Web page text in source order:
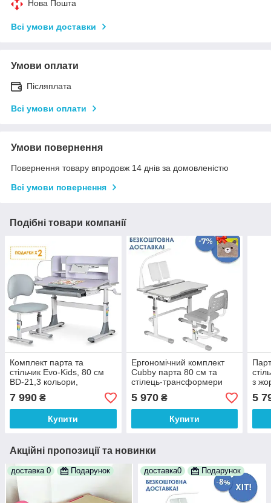
Нова Пошта
Всі умови доставки
Умови оплати
Післяплата
Всі умови оплати
Умови повернення
Повернення товару впродовж 14 днів за домовленістю
Всі умови повернення
Подібні товари компанії
Комплект парта та
стільчик Evo-Kids, 80 см
BD-21,3 кольори,
регулювання глибини
7 990 ₴
Купити
Ергономічний комплект
Cubby парта 80 см та
стілець-трансформери
Botero,, лампа та
підставка
5 970₴
Купити
з
5
Акційні пропозиції та новинки
доставка 0 Подарунок доставка0 Подарунок